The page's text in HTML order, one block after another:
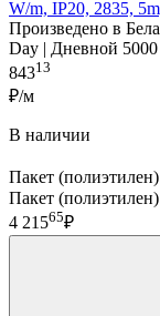
W/m, IP20, 2835,
Произведено в
Day | Дневной
84313
₽/м
В наличии
Пакет
Пакет
4 21565₽